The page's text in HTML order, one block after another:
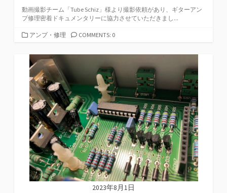
動画撮影チーム「Tube Schiz」様より撮影依頼があり、ギターアン
プ修理密着ドキュメンタリーに協力させていただきまし...
カ
ゴ
リ
アンプ・修理 COMMENTS: 0
2023年8月1日